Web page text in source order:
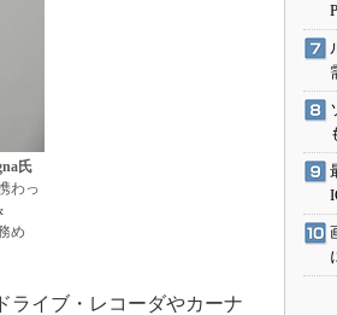
氏
わっ
め
イブ・レコーダやカーナ